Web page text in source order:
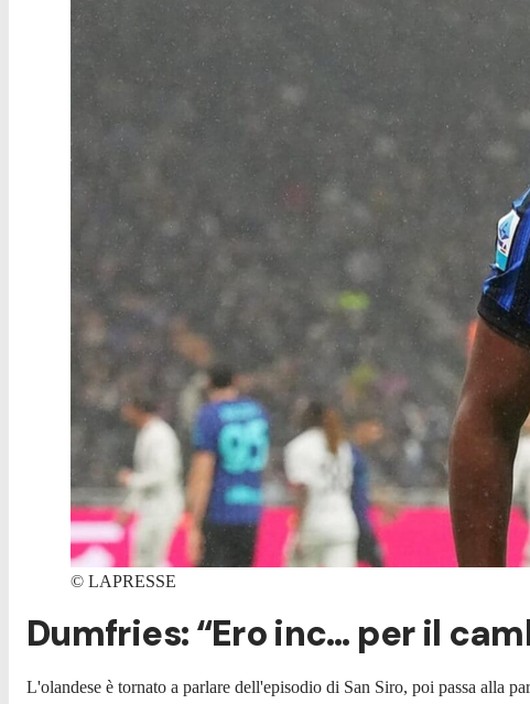
© LAPRESSE
Dumfries: “Ero inc… per il
L'olandese è tornato a parlare dell'episodio di San Siro, poi passa alla